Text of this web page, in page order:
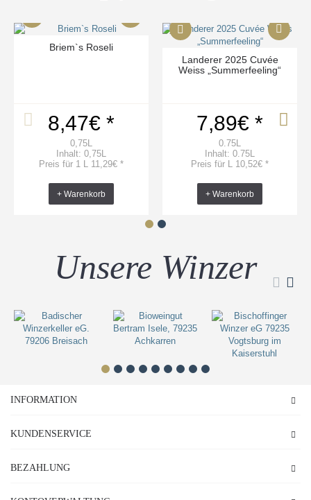
Briem`s Roseli
8,47€ *
0,75L
Inhalt: 0,75L
Preis für 1 L 11,29€ *
+ Warenkorb
Landerer 2025 Cuvée
Weiss „Summerfeeling“
7,89€ *
0.75L
Inhalt: 0.75L
Preis für L 10,52€ *
+ Warenkorb
Unsere Winzer
INFORMATION
KUNDENSERVICE
BEZAHLUNG